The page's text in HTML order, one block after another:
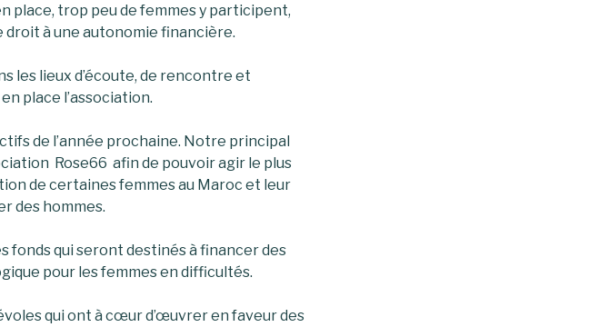
place, trop peu de femmes y participent,
à une autonomie financière.
les lieux d’écoute, de rencontre et
place l’association.
de l’année prochaine. Notre principal
Rose66 afin de pouvoir agir le plus
de certaines femmes au Maroc et leur
des hommes.
fonds qui seront destinés à financer des
pour les femmes en difficultés.
qui ont à cœur d’œuvrer en faveur des